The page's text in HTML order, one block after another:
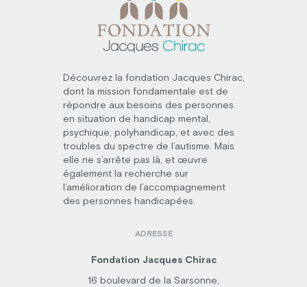
Découvrez la fondation Jacques Chirac,
dont la mission fondamentale est de
répondre aux besoins des personnes
en situation de handicap mental,
psychique, polyhandicap, et avec des
troubles du spectre de l’autisme. Mais
elle ne s’arrête pas là, et œuvre
également la recherche sur
l’amélioration de l’accompagnement
des personnes handicapées.
ADRESSE
Fondation Jacques Chirac
16 boulevard de la Sarsonne,